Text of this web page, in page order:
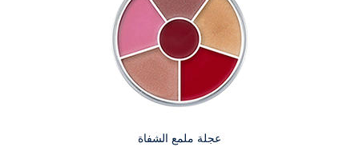
عجلة ملمع الشفاة